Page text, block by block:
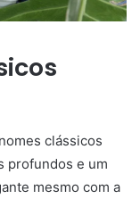
clássicos
profundos e um
mesmo com a